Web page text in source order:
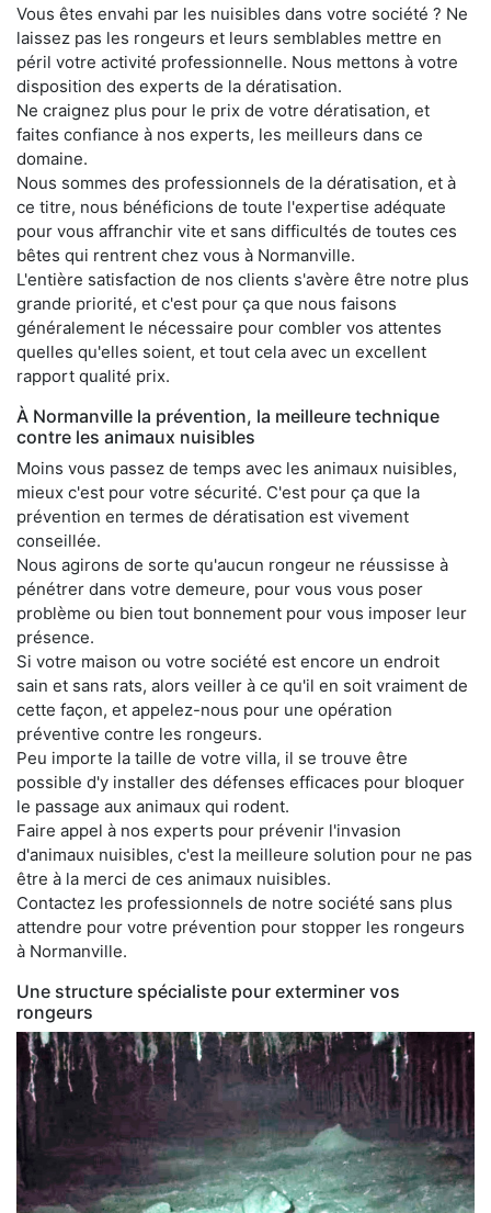
Vous êtes envahi par les nuisibles dans votre société ? Ne
laissez pas les rongeurs et leurs semblables mettre en
péril votre activité professionnelle. Nous mettons à votre
disposition des experts de la dératisation.
Ne craignez plus pour le prix de votre dératisation, et
faites confiance à nos experts, les meilleurs dans ce
domaine.
Nous sommes des professionnels de la dératisation, et à
ce titre, nous bénéficions de toute l'expertise adéquate
pour vous affranchir vite et sans difficultés de toutes ces
bêtes qui rentrent chez vous à Normanville.
L'entière satisfaction de nos clients s'avère être notre plus
grande priorité, et c'est pour ça que nous faisons
généralement le nécessaire pour combler vos attentes
quelles qu'elles soient, et tout cela avec un excellent
rapport qualité prix.
À Normanville la prévention, la meilleure technique
contre les animaux nuisibles
Moins vous passez de temps avec les animaux nuisibles,
mieux c'est pour votre sécurité. C'est pour ça que la
prévention en termes de dératisation est vivement
conseillée.
Nous agirons de sorte qu'aucun rongeur ne réussisse à
pénétrer dans votre demeure, pour vous vous poser
problème ou bien tout bonnement pour vous imposer leur
présence.
Si votre maison ou votre société est encore un endroit
sain et sans rats, alors veiller à ce qu'il en soit vraiment de
cette façon, et appelez-nous pour une opération
préventive contre les rongeurs.
Peu importe la taille de votre villa, il se trouve être
possible d'y installer des défenses efficaces pour bloquer
le passage aux animaux qui rodent.
Faire appel à nos experts pour prévenir l'invasion
d'animaux nuisibles, c'est la meilleure solution pour ne pas
être à la merci de ces animaux nuisibles.
Contactez les professionnels de notre société sans plus
attendre pour votre prévention pour stopper les rongeurs
à Normanville.
Une structure spécialiste pour exterminer vos
rongeurs